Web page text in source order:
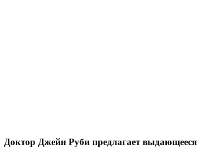
Доктор Джейн Руби предлагает выдающееся